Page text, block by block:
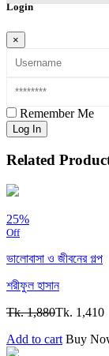
Login
×
Remember Me
Log In
Related
25%
Off
ভালোবাসা ও জীবনের গল্প
শরীফুল হাসান
Tk. 1,880Tk. 1,410
Add to cart Buy